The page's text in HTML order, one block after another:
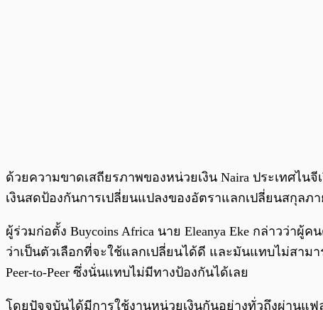
ด้วยความขาดเสถียรภาพของหน่วยเงิน Naira ประเทศไ
เงินสดป้องกันการเปลี่ยนแปลงของอัตราแลกเปลี่ยนสกุลภ
ผู้ร่วมก่อตั้ง Buycoins Africa นาย Eleanya Eke กล่าวว่า
ว่าเป็นตัวเลือกที่จะใช้แลกเปลี่ยนได้ดี และมันแทบไม่สา
Peer-to-Peer ซึ่งนั่นแทบไม่มีทางป้องกันได้เลย
โดยปัจจุบันได้มีการใช้งานหน่วยเงินกันอย่างทั่วถึงผ่านแ